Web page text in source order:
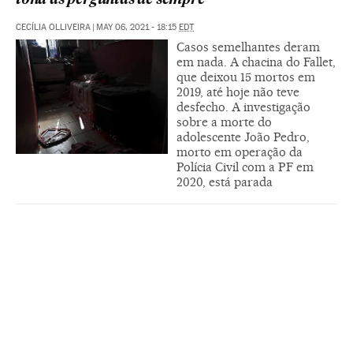
CECÍLIA OLLIVEIRA MAY 06, 2021 - 18:15 EDT
Casos semelhantes deram
em nada. A chacina do Fallet,
que deixou 15 mortos em
2019, até hoje não teve
desfecho. A investigação
sobre a morte do
adolescente João Pedro,
morto em operação da
Polícia Civil com a PF em
2020, está parada